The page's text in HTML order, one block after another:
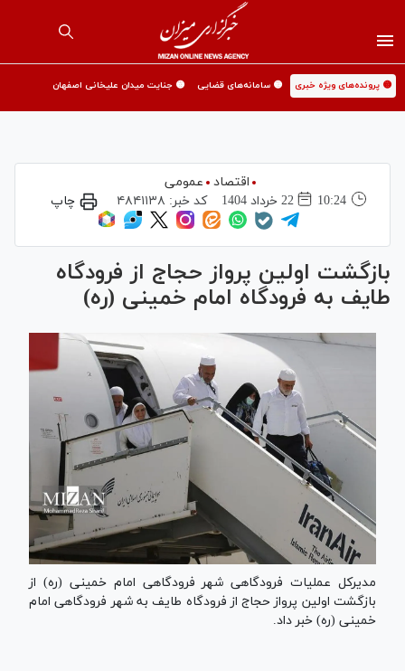
🟡 پرونده‌های ویژه خبری 🟡 سامانه‌های قضایی 🟡 جنایت میدان علیخانی اصفهان
اقتصاد
عمومی
10:24
22 خرداد 1404 کد خبر: ۴۸۴۱۱۳۸ چاپ
بازگشت اولین پرواز حجاج از فرودگاه
طایف به فرودگاه امام خمینی (ره)
مدیرکل عملیات فرودگاهی شهر فرودگاهی امام خمینی (ره) از
بازگشت اولین پرواز حجاج از فرودگاه طایف به شهر فرودگاهی امام
خمینی (ره) خبر داد.